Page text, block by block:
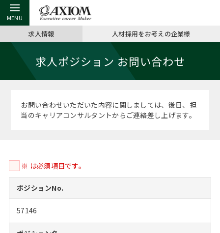
戻る
アクシアムの特長 ミッシ
コンサ
サービス案内
お申し
キャリ
戻る
キャリア支援 TOP
キャリアデザイン講座
（最新求人市場動向）
キャリ
MBAの
おわり
MBAの転職事例
MBAからのFAQ
MBA留学生数の推移
MBA留
日本か
戻る
転職ツール TOP
英文レジュメの書き方
英文レ
パワー
よくある面接Q&A集
外資系／面接攻略のコツ
戻る
転職コラム TOP
“展”職相談室
転職成功への4つの鍵
キャリアに効く一冊
注目企業インタビュー
戻る
イベント・セミナー TOP
ジョブフェア
キャリアフォーラム
プロ経営者の特別セミナー
Career Talk Live
戻る
会社概要 TOP
沿革
採用情報
パブリシティ
ニュースリリース
求人情報 人材採用をお考えの企業様
求人ポジション お問い合わせ
お問い合わせいただいた内容に関しましては、後日、担
当のキャリアコンサルタントからご連絡差し上げます。
※ は必須項目です。
ポジションNo.
57146